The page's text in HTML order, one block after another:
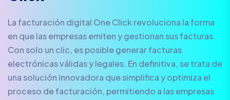
La facturación digital One Click revoluciona la forma
en que las empresas emiten y gestionan sus facturas.
Con solo un clic, es posible generar facturas
electrónicas válidas y legales. En definitiva, se trata de
una solución innovadora que simplifica y optimiza el
proceso de facturación, permitiendo a las empresas